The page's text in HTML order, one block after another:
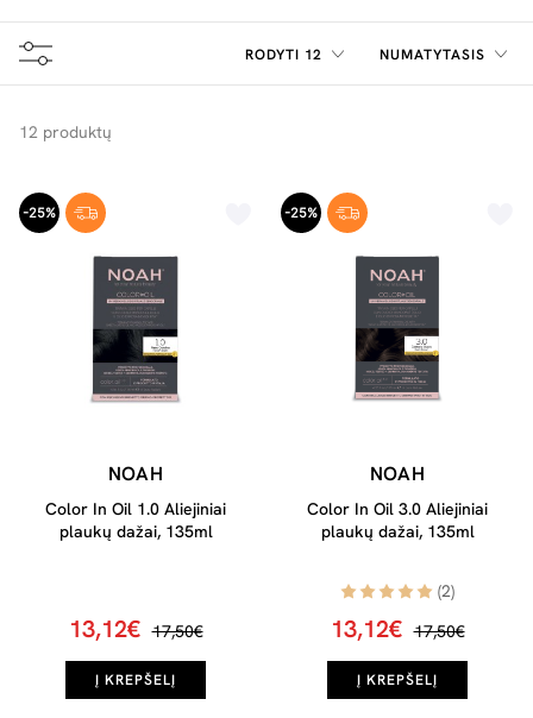
kartu sukuria nekasdienišką dažymo ritualą, leidžiantį
Jūsų grožiui išsiskleisti pilnai. Pasirinkite Aliejinius
RODYTI 12 NUMATYTASIS
12 produktų
-25%
NOAH
Color In Oil 1.0 Aliejiniai
plaukų dažai, 135ml
13,12€ 17,50€
Į KREPŠELĮ
-25%
NOAH
Color In Oil 3.0 Aliejiniai
plaukų dažai, 135ml
(2)
13,12€ 17,50€
Į KREPŠELĮ